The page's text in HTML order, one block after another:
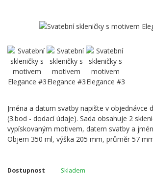
Jména a datum svatby napište v objednávce
(3.bod - dodací údaje). Sada obsahuje 2
vypískovaným motivem, datem svatby a
Objem 350 ml, výška 205 mm, průměr 57
Dostupnost Skladem